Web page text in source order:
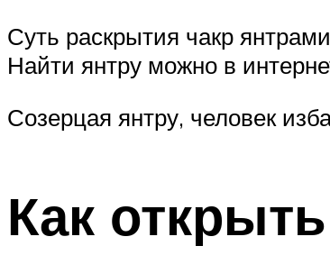
Суть раскрытия чакр
Найти янтру можно в
Созерцая янтру, человек
Как